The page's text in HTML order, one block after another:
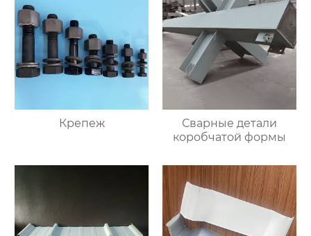
Крепеж
Сварные детали
коробчатой формы